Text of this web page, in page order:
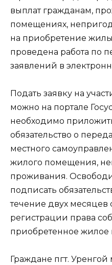
выплат гражданам,
помещениях,
на приобретение
проведена работа по
заявлений в
Подать заявку на
можно на портале
необходимо
обязательство о
местного
жилого помещения,
проживания.
подписать
течение двух месяцев
регистрации права
приобретенное
Граждане пгт. Уренгой